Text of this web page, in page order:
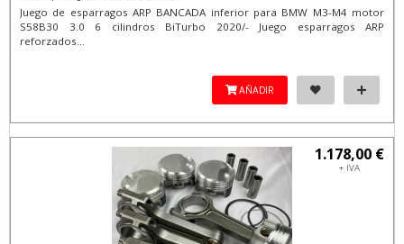
Juego de esparragos ARP BANCADA inferior para BMW M3-M4 motor
S58B30 3.0 6 cilindros BiTurbo 2020/- Juego esparragos ARP
reforzados...
AÑADIR
1.178,00 €
+ IVA